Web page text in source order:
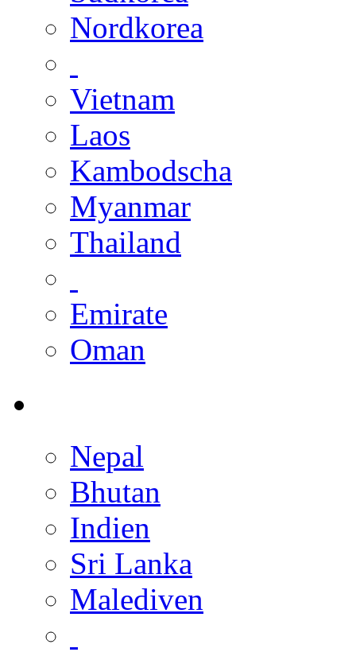
Nordkorea
Vietnam
Laos
Kambodscha
Myanmar
Thailand
Emirate
Oman
Nepal
Bhutan
Indien
Sri Lanka
Malediven